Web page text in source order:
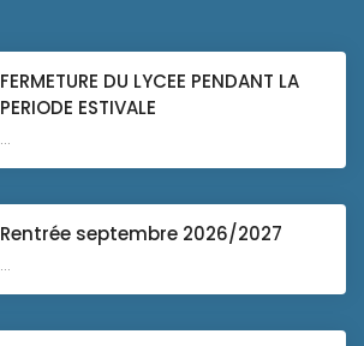
FERMETURE DU LYCEE PENDANT LA
PERIODE ESTIVALE
...
Rentrée septembre 2026/2027
...